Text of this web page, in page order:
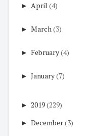
► April (4)
► March(3)
► February(4)
► January(7)
► 2019(229)
► December(3)